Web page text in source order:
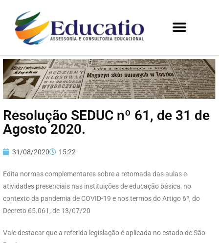
Resolução SEDUC nº 61, de 31 de
Agosto 2020.
31/08/2020 15:22
Edita normas complementares sobre a retomada das aulas e
atividades presenciais nas instituições de educação básica, no
contexto da pandemia de COVID-19 e nos termos do Artigo 6º, do
Decreto 65.061, de 13/07/20
Vale destacar que a referida legislação é aplicada no estado de São